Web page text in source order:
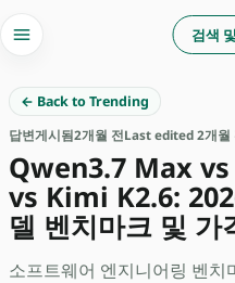
검색
← Back to Trending
답변게시됨2개월 전Last edited 2개월
Qwen3.7 Max
vs Kimi K2.6:
델 벤치마크 및 가
소프트웨어 엔지니어링 벤